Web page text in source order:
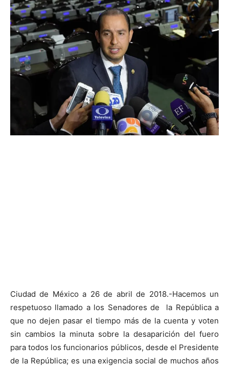
Ciudad de México a 26 de abril de 2018.-Hacemos un
respetuoso llamado a los Senadores de la República a
que no dejen pasar el tiempo más de la cuenta y voten
sin cambios la minuta sobre la desaparición del fuero
para todos los funcionarios públicos, desde el Presidente
de la República; es una exigencia social de muchos años